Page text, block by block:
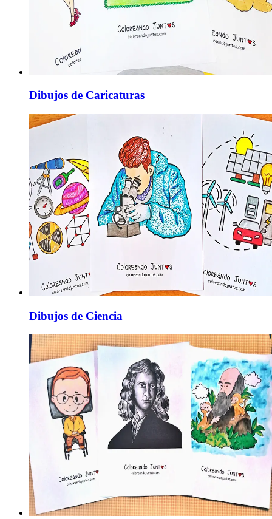
Dibujos de Caricaturas
Dibujos de Ciencia